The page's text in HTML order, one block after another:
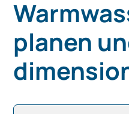
planen